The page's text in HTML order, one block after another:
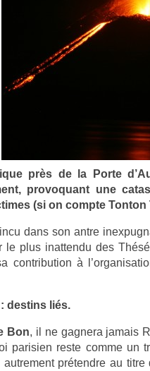
près de la Porte
pro­voquant une
(si on com­pte Ton­ton
dans son antre
le plus in­at­tendu des
con­tribu­tion à
de­stins liés.
Bon, il ne gag­nera jamais
parisi­en reste comme un
prétendre au